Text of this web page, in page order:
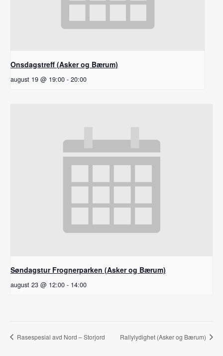
Onsdagstreff (Asker og Bærum)
august 19 @ 19:00 - 20:00
Søndagstur Frognerparken (Asker og Bærum)
august 23 @ 12:00 - 14:00
Rasespesial avd Nord – Storjord Rallylydighet (Asker og Bærum)